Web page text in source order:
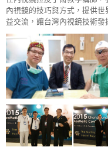
內視鏡的技巧與方式，提供
益交流，讓台灣內視鏡技術發